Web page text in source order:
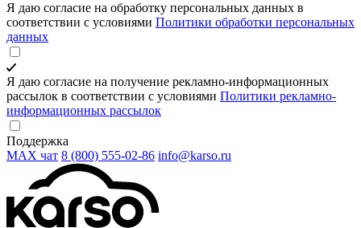
Я даю согласие на обработку персональных данных в
соответствии с условиями Политики обработки персональных
данных
Я даю согласие на получение рекламно-информационных
рассылок в соответствии с условиями Политики рекламно-
информационных рассылок
Поддержка
MAX чат 8 (800) 555‑02‑86 info@karso.ru